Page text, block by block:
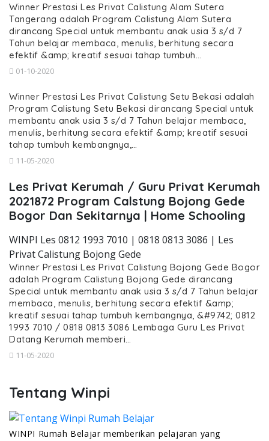
Winner Prestasi Les Privat Calistung Alam Sutera
Tangerang adalah Program Calistung Alam Sutera
dirancang Special untuk membantu anak usia 3 s/d 7
Tahun belajar membaca, menulis, berhitung secara
efektif &amp; kreatif sesuai tahap tumbuh…
01-10-2020
Winner Prestasi Les Privat Calistung Setu Bekasi adalah
Program Calistung Setu Bekasi dirancang Special untuk
membantu anak usia 3 s/d 7 Tahun belajar membaca,
menulis, berhitung secara efektif &amp; kreatif sesuai
tahap tumbuh kembangnya,…
11-05-2020
Les Privat Kerumah / Guru Privat Kerumah
2021872 Program Calstung Bojong Gede
Bogor Dan Sekitarnya | Home Schooling
WINPI Les 0812 1993 7010 | 0818 0813 3086 | Les
Privat Calistung Bojong Gede
Winner Prestasi Les Privat Calistung Bojong Gede Bogor
adalah Program Calistung Bojong Gede dirancang
Special untuk membantu anak usia 3 s/d 7 Tahun belajar
membaca, menulis, berhitung secara efektif &amp;
kreatif sesuai tahap tumbuh kembangnya, &#9742; 0812
1993 7010 / 0818 0813 3086 Lembaga Guru Les Privat
Datang Kerumah memberi…
11-05-2020
Tentang Winpi
WINPI Rumah Belajar memberikan pelajaran yang